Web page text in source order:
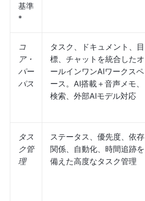
基準
*
コ
ア・
パー
パス
タスク、ドキュメント、目
標、チャットを統合したオ
ールインワンAIワークスペ
ース。AI搭載＋音声メモ、
検索、外部AIモデル対応
タス
ク管
理
ステータス、優先度、依存
関係、自動化、時間追跡を
備えた高度なタスク管理